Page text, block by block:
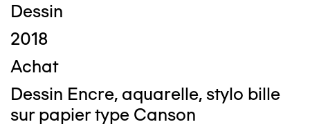
Dessin
2018
Achat
Dessin Encre, aquarelle, stylo bille
sur papier type Canson